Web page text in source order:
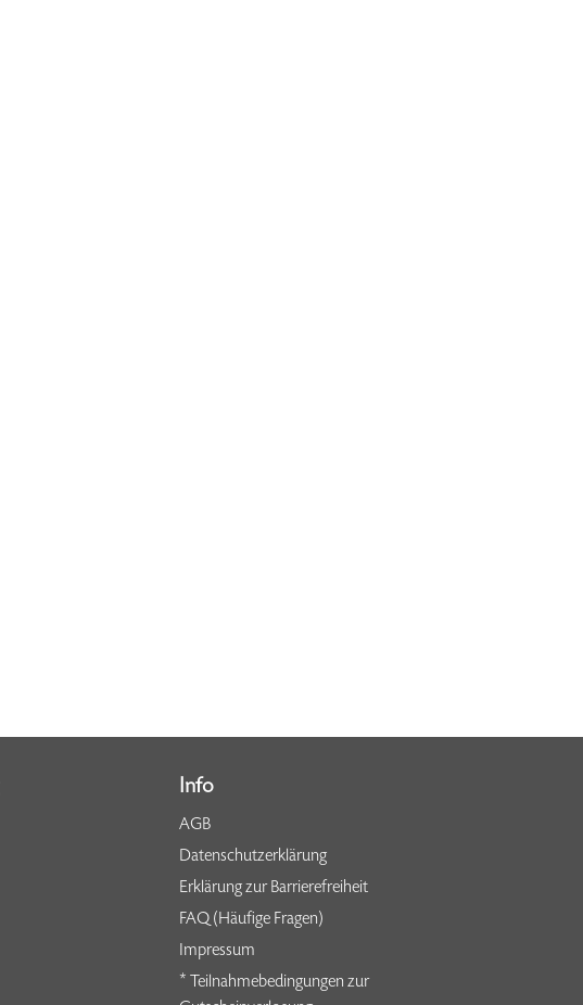
Info
AGB
Datenschutzerklärung
Erklärung zur Barrierefreiheit
FAQ (Häufige Fragen)
Impressum
* Teilnahmebedingungen zur